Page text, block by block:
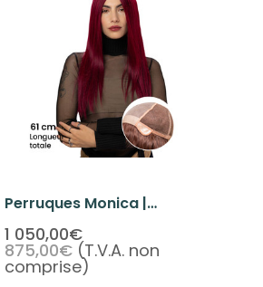
Perruques Monica |
Perruque De Cheveux
Naturels Pour La Perte De
Cheveux Médicale
1 050,00€
875,00€ (T.V.A. non
comprise)